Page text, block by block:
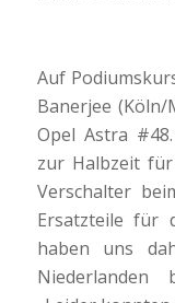
Auf
Banerjee (Köln/
Opel Astra
zur Halbzeit für
Verschalter
Ersatzteile für
haben uns
Niederlanden